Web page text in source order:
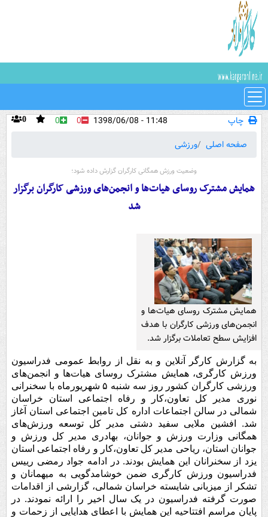
چاپ 0 0 0
11:48 - 1398/06/08
صفحه اصلی
ورزشی
وضعیت ورزش همگانی کارگران گزارش داده شود؛
همایش مشترک روسای هیات‌ها و انجمن‌های ورزشی کارگران برگزار
شد
همایش مشترک روسای هیات‌ها و
انجمن‌های ورزشی کارگران با هدف
افزایش سطح تعاملات برگزار شد.
به گزارش کارگر آنلاین و به نقل از روابط عمومی فدراسیون
ورزش کارگری، همایش مشترک روسای هیات‌ها و انجمن‌های
ورزشی کارگران کشور روز سه شنبه ۵ شهریورماه با سخنرانی
نوری مدیر کل تعاون،کار و رفاه اجتماعی استان خراسان
شمالی در سالن اجتماعات اداره کل تامین اجتماعی استان آغاز
شد. افشین ملایی سفید دشتی مدیر کل توسعه ورزش‌های
همگانی وزارت ورزش و جوانان، بهادری مدیر کل ورزش و
جوانان استان، ریاحی مدیر کل تعاون،کار و رفاه اجتماعی استان
یزد از سخنرانان این همایش بودند. در ادامه جواد رمضی رییس
فدراسیون ورزش کارگری ضمن خوشامدگویی به میهمانان و
تشکر از میزبانی شایسته خراسان شمالی، گزارشی از اقدامات
صورت گرفته فدراسیون در یک سال اخیر را ارائه نمودند. در
پایان مراسم افتتاحیه این همایش با اعطای هدایایی از زحمات و